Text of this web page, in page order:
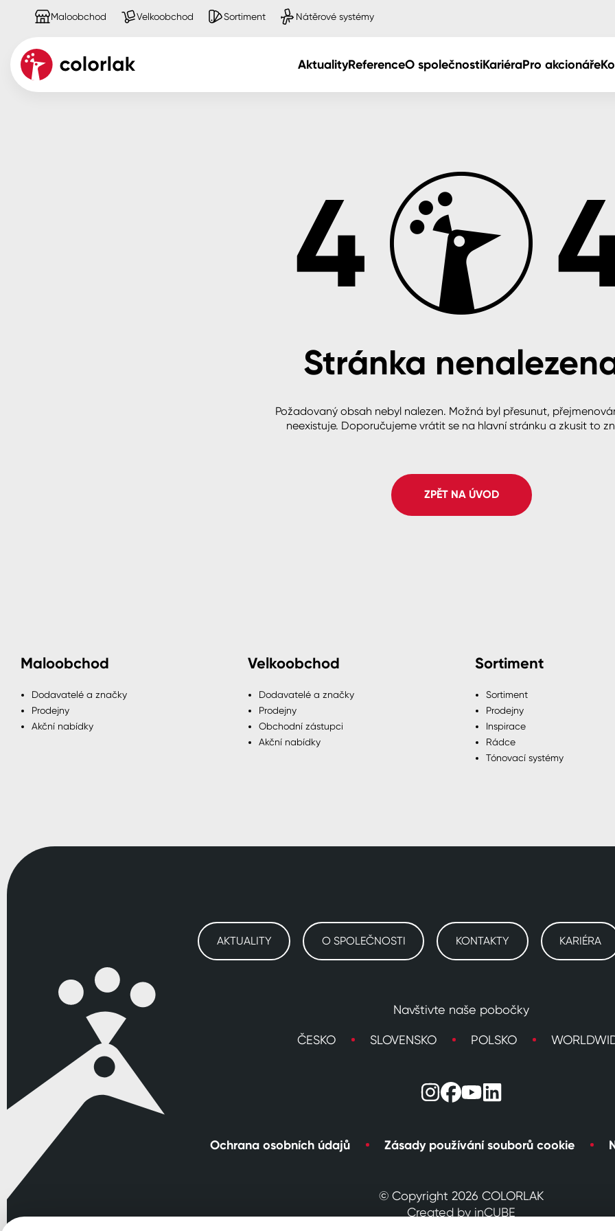
Maloobchod Velkoobchod Sortiment Nátěrové systémy
AktualityReferenceO společnostiKariéraPro akcionáře
Ředidla, tužidla, čističe, technickéStránka
Požadovaný obsah nebyl nalezen. Možná byl přesunut,
neexistuje. Doporučujeme vrátit se na hlavní stránku a zkusit to
ZPĚT NA ÚVOD
Maloobchod
Dodavatelé a značky
Prodejny
Akční nabídky
Velkoobchod
Dodavatelé a značky
Prodejny
Obchodní zástupci
Akční nabídky
Sortiment
Sortiment
Prodejny
Inspirace
Rádce
Tónovací systémy
AKTUALITY O SPOLEČNOSTI KONTAKTY KARIÉRA
Navštivte naše pobočky
ČESKO SLOVENSKO POLSKO
Ochrana osobních údajů Zásady používání souborů cookie
© Copyright 2026 COLORLAK
Created by inCUBE